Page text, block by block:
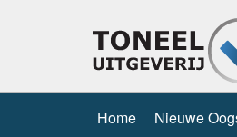
Home Nieuwe